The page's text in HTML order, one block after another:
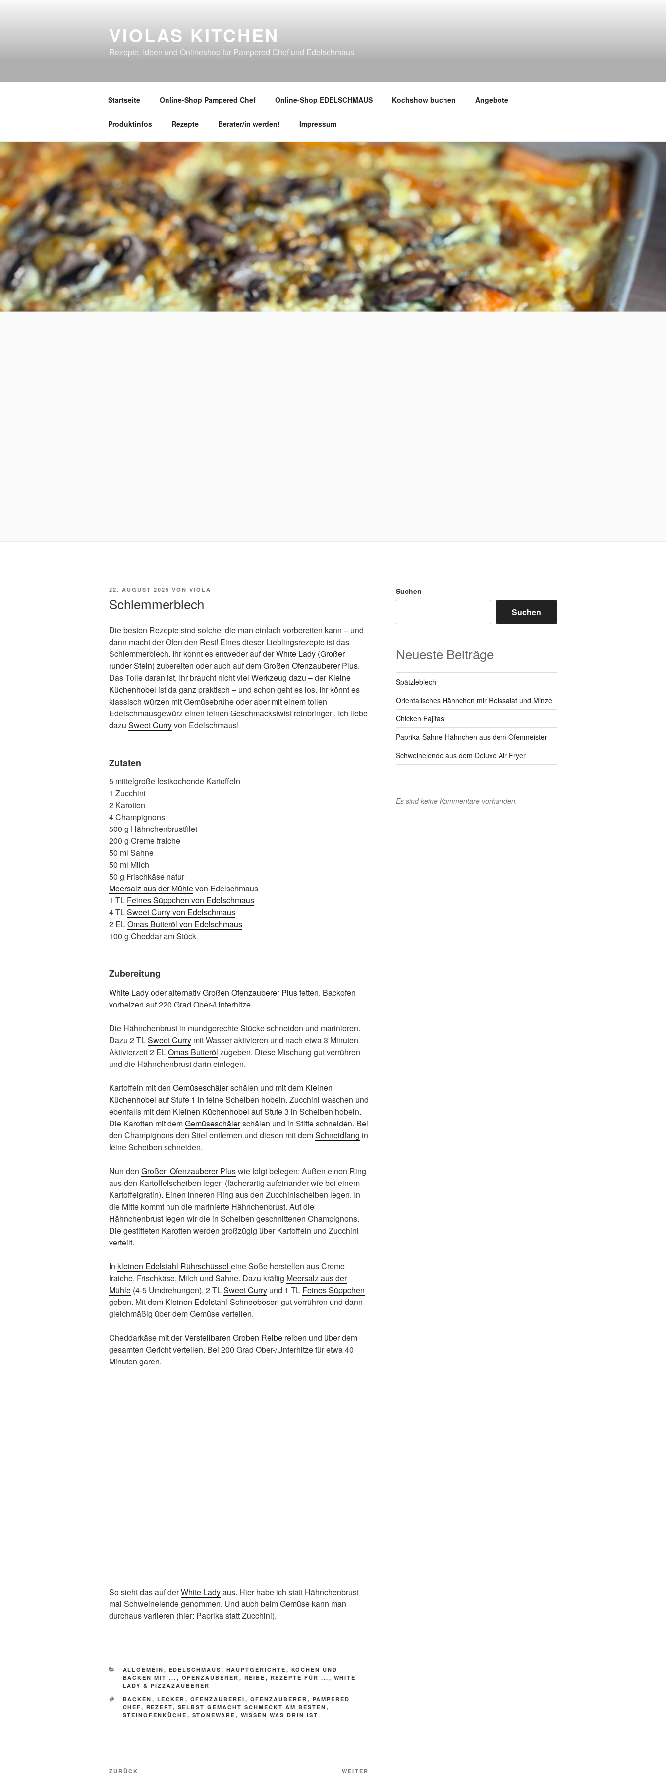
VIOLAS KITCHEN
Rezepte, Ideen und Onlineshop für Pampered Chef und Edelschmaus
Startseite Online-Shop Pampered Chef Online-Shop EDELSCHMAUS Kochshow buchen Angebote
Produktinfos Rezepte Berater/in werden! Impressum
VERÖFFENTLICHT
22. AUGUST 2025 VON VIOLA
Schlemmerblech
Die besten Rezepte sind solche, die man einfach vorbereiten kann – und
dann macht der Ofen den Rest! Eines dieser Lieblingsrezepte ist das
Schlemmerblech. Ihr könnt es entweder auf derWhite Lady (Großer
runder Stein) zubereiten oder auch auf demGroßen Ofenzauberer Plus.
Das Tolle daran ist, Ihr braucht nicht viel Werkzeug dazu – derKleine
Küchenhobel ist da ganz praktisch – und schon geht es los. Ihr könnt es
klassisch würzen mit Gemüsebrühe oder aber mit einem tollen
Edelschmausgewürz einen feinen Geschmackstwist reinbringen. Ich liebe
dazu Sweet Curryvon Edelschmaus!
Zutaten
5 mittelgroße festkochende Kartoffeln
1 Zucchini
2 Karotten
4 Champignons
500 g Hähnchenbrustfilet
200 g Creme fraiche
50 ml Sahne
50 ml Milch
50 g Frischkäse natur
Meersalz aus der Mühlevon Edelschmaus
1 TL Feines Süppchen von Edelschmaus
4 TLSweet Curry von Edelschmaus
2 ELOmas Butteröl von Edelschmaus
100 g Cheddar am Stück
Zubereitung
White Ladyoder alternativGroßen Ofenzauberer Plusfetten. Backofen
vorheizen auf 220 Grad Ober-/Unterhitze.
Die Hähnchenbrust in mundgerechte Stücke schneiden und marinieren.
Dazu 2 TLSweet Curry mit Wasser aktivieren und nach etwa 3 Minuten
Aktivierzeit 2 ELOmas Butteröl zugeben. Diese Mischung gut verrühren
und die Hähnchenbrust darin einlegen.
Kartoffeln mit den Gemüseschälerschälen und mit dem Kleinen
Küchenhobel auf Stufe 1 in feine Scheiben hobeln. Zucchini waschen und
ebenfalls mit dem Kleinen Küchenhobel auf Stufe 3 in Scheiben hobeln.
Die Karotten mit demGemüseschälerschälen und in Stifte schneiden. Bei
den Champignons den Stiel entfernen und diesen mit demSchneidfang in
feine Scheiben schneiden.
Nun den Großen Ofenzauberer Pluswie folgt belegen: Außen einen Ring
aus den Kartoffelscheiben legen (fächerartig aufeinander wie bei einem
Kartoffelgratin). Einen inneren Ring aus den Zucchinischeiben legen. In
die Mitte kommt nun die marinierte Hähnchenbrust. Auf die
Hähnchenbrust legen wir die in Scheiben geschnittenen Champignons.
Die gestifteten Karotten werden großzügig über Kartoffeln und Zucchini
verteilt.
In kleinen Edelstahl Rührschüssel eine Soße herstellen aus Creme
fraiche, Frischkäse, Milch und Sahne. Dazu kräftig Meersalz aus der
Mühle (4-5 Umdrehungen), 2 TLSweet Curry und 1 TL Feines Süppchen
geben. Mit dem Kleinen Edelstahl-Schneebesen gut verrühren und dann
gleichmäßig über dem Gemüse verteilen.
Cheddarkäse mit derVerstellbaren Groben Reibe reiben und über dem
gesamten Gericht verteilen. Bei 200 Grad Ober-/Unterhitze für etwa 40
Minuten garen.
So sieht das auf derWhite Ladyaus. Hier habe ich statt Hähnchenbrust
mal Schweinelende genommen. Und auch beim Gemüse kann man
durchaus variieren (hier: Paprika statt Zucchini).
KATEGORIEN
ALLGEMEIN , EDELSCHMAUS , HAUPTGERICHTE , KOCHEN UND
BACKEN MIT ... , OFENZAUBERER , REIBE , REZEPTE FÜR ... , WHITE
LADY & PIZZAZAUBERER
SCHLAGWÖRTER
BACKEN , LECKER , OFENZAUBEREI , OFENZAUBERER , PAMPERED
CHEF, REZEPT, SELBST GEMACHT SCHMECKT AM BESTEN ,
STEINOFENKÜCHE , STONEWARE , WISSEN WAS DRIN IST
Beitragsnavigation
Vorheriger
ZURÜCK WEITER
Suchen
Suchen
Neueste Beiträge
Spätzleblech
Orientalisches Hähnchen mir Reissalat und Minze
Chicken Fajitas
Paprika-Sahne-Hähnchen aus dem Ofenmeister
Schweinelende aus dem Deluxe Air Fryer
Es sind keine Kommentare vorhanden.